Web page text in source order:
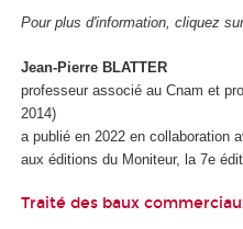
Pour plus d'information, cliquez
Jean-Pierre BLATTER
professeur associé au Cnam et
2014)
a publié en 2022 en collaboration
aux éditions du Moniteur, la 7e
Traité des baux